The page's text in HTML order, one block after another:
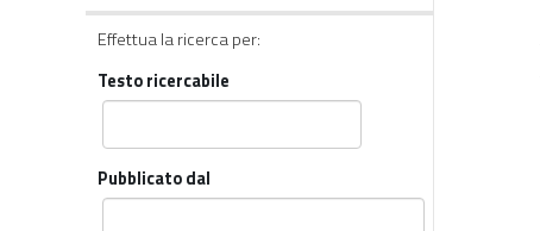
Effettua la ricerca per:
Testo ricercabile
Pubblicato dal